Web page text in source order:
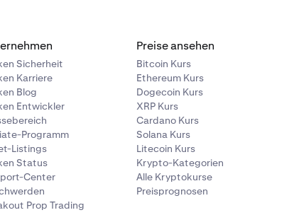
Sicherheit
Karriere
Blog
Entwickler
Programm
Listings
Status
Center
Prop Trading
Preise ansehen
Bitcoin Kurs
Ethereum Kurs
Dogecoin Kurs
XRP Kurs
Cardano Kurs
Solana Kurs
Litecoin Kurs
Krypto-Kategorien
Alle Kryptokurse
Preisprognosen